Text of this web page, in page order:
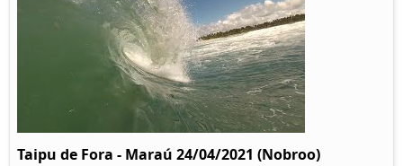
Taipu de Fora - Maraú 24/04/2021 (Nobroo)